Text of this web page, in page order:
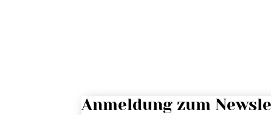
Anmeldung zum